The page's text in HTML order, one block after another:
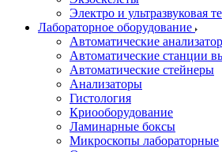
Электро и ультразвуковая
Лабораторное оборудование
Автоматические
Автоматические станции
Автоматические стейнеры
Анализаторы
Гистология
Криооборудование
Ламинарные боксы
Микроскопы лабораторные